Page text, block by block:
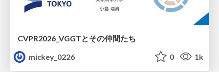
CVPR2026_VGGTとその仲間たち
mickey_0226
0 1k